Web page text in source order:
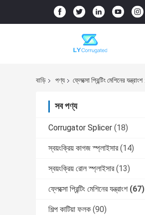
বাড়ি পণ্য ফ্লেক্সো প্রিন্টিং মেশিনের যন্ত্রাংশ
সব পণ্য
Corrugator Splicer (18)
স্বয়ংক্রিয় কাগজ স্প্লাইসার (14)
স্বয়ংক্রিয় রোল স্প্লাইসার (13)
ফ্লেক্সো প্রিন্টিং মেশিনের যন্ত্রাংশ (67)
শিল্প কাটিয়া ফলক (90)